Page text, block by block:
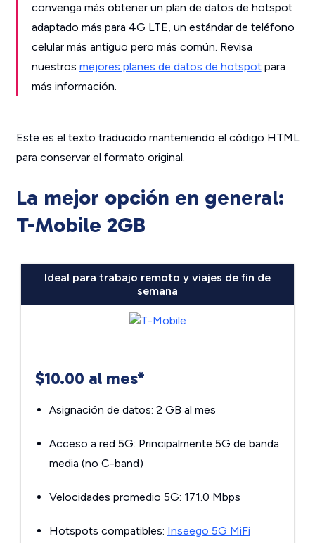
convenga más obtener un plan de datos de hotspot
adaptado más para 4G LTE, un estándar de teléfono
celular más antiguo pero más común. Revisa
nuestros mejores planes de datos de hotspotpara
más información.
Este es el texto traducido manteniendo el código HTML
para conservar el formato original.
La mejor opción en general:
T-Mobile 2GB
Ideal para trabajo remoto y viajes de fin de
semana
$10.00 al mes*
Asignación de datos: 2 GB al mes
Acceso a red 5G: Principalmente 5G de banda
media (no C-band)
Velocidades promedio 5G: 171.0 Mbps
Hotspots compatibles: Inseego 5G MiFi